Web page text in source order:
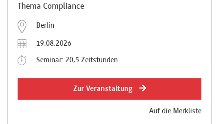
Thema Compliance
Berlin
19.08.2026
Seminar: 20,5 Zeitstunden
Zur Veranstaltung
Auf die Merkliste